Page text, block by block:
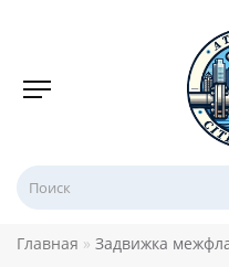
Главная Задвижка